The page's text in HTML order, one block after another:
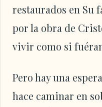
restaurados en Su
por la obra de
vivir como si
Pero hay una
hace caminar en